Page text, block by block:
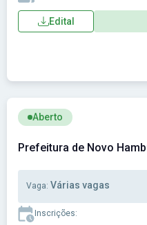
Edital
Ver concurso: Prefeitura
Aberto
Prefeitura de Novo
Vaga: Várias vagas
Inscrições: